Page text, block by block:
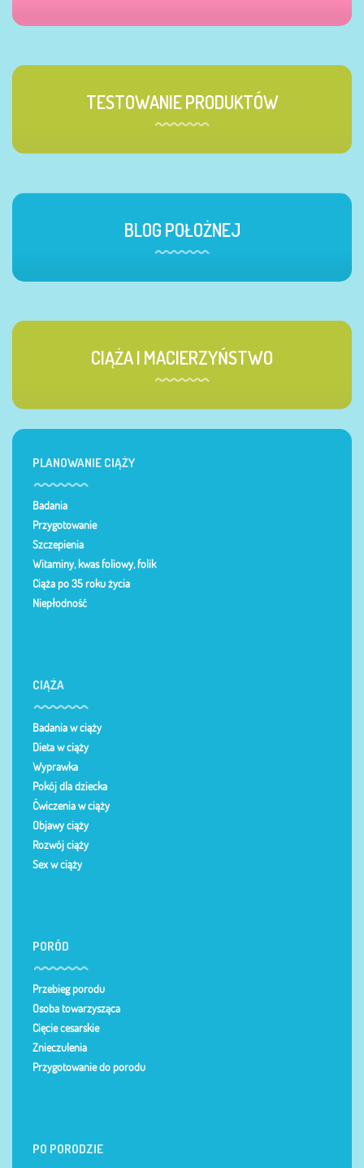
TESTOWANIE PRODUKTÓW
BLOG POŁOŻNEJ
CIĄŻA I MACIERZYŃSTWO
PLANOWANIE CIĄŻY
Badania
Przygotowanie
Szczepienia
Witaminy, kwas foliowy, folik
Ciąża po 35 roku życia
Niepłodność
CIĄŻA
Badania w ciąży
Dieta w ciąży
Wyprawka
Pokój dla dziecka
Ćwiczenia w ciąży
Objawy ciąży
Rozwój ciąży
Sex w ciąży
PORÓD
Przebieg porodu
Osoba towarzysząca
Cięcie cesarskie
Znieczulenia
Przygotowanie do porodu
PO PORODZIE